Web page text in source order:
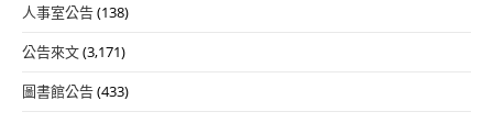
人事室公告(138)
公告來文(3,171)
圖書館公告(433)